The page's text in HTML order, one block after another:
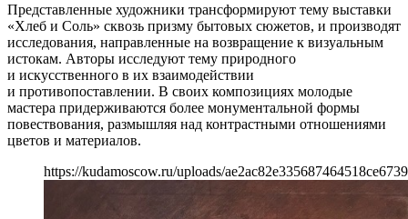
Представленные художники трансформируют тему выставки
«Хлеб и Соль» сквозь призму бытовых сюжетов, и производят
исследования, направленные на возвращение к визуальным
истокам. Авторы исследуют тему природного
и искусственного в их взаимодействии
и противопоставлении. В своих композициях молодые
мастера придерживаются более монументальной формы
повествования, размышляя над контрастными отношениями
цветов и материалов.
https://kudamoscow.ru/uploads/